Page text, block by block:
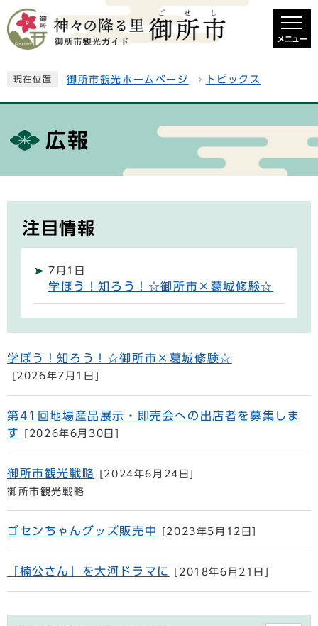
メニュー
現在位置 御所市観光ホームページ トピックス
広報
注目情報
7月1日
学ぼう！知ろう！☆御所市×葛城修験☆
学ぼう！知ろう！☆御所市×葛城修験☆
[2026年7月1日]
第41回地場産品展示・即売会への出店者を募集しま
す
[2026年6月30日]
御所市観光戦略 [2024年6月24日]
御所市観光戦略
ゴセンちゃんグッズ販売中 [2023年5月12日]
「楠公さん」を大河ドラマに [2018年6月21日]